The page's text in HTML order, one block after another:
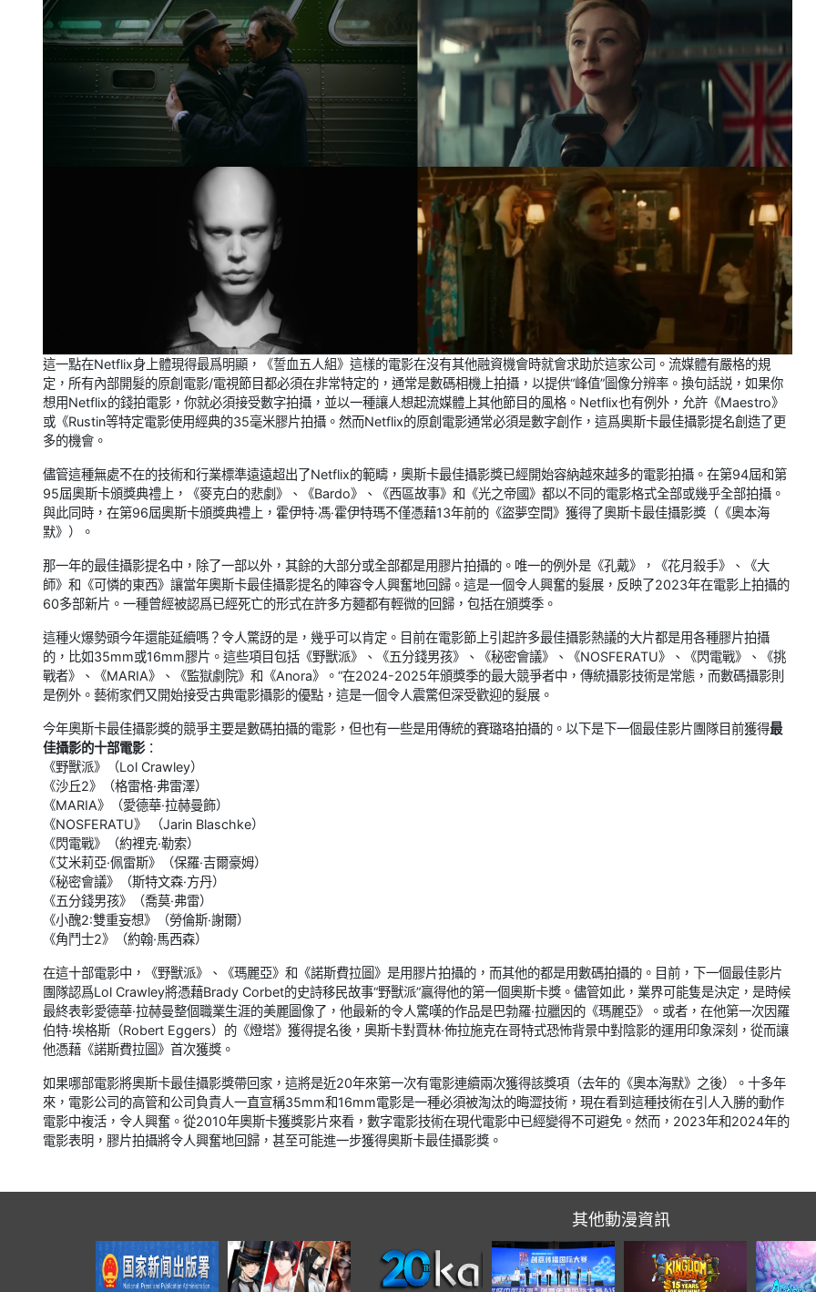
這一點在Netflix身上體現得最爲明顯，《誓血五人組》這樣的電影在沒有其他融資機會時就會求助於這家公司。流媒體有嚴格的規
定，所有內部開髮的原創電影/電視節目都必須在非常特定的，通常是數碼相機上拍攝，以提供“峰值”圖像分辨率。換句話説，如果你
想用Netflix的錢拍電影，你就必須接受數字拍攝，並以一種讓人想起流媒體上其他節目的風格。Netflix也有例外，允許《Maestro》
或《Rustin等特定電影使用經典的35毫米膠片拍攝。然而Netflix的原創電影通常必須是數字創作，這爲奧斯卡最佳攝影提名創造了更
多的機會。
儘管這種無處不在的技術和行業標準遠遠超出了Netflix的範疇，奧斯卡最佳攝影獎已經開始容納越來越多的電影拍攝。在第94屆和第
95屆奧斯卡頒獎典禮上，《麥克白的悲劇》、《Bardo》、《西區故事》和《光之帝國》都以不同的電影格式全部或幾乎全部拍攝。
與此同時，在第96屆奧斯卡頒獎典禮上，霍伊特·馮·霍伊特瑪不僅憑藉13年前的《盜夢空間》獲得了奧斯卡最佳攝影獎（《奧本海
默》）。
那一年的最佳攝影提名中，除了一部以外，其餘的大部分或全部都是用膠片拍攝的。唯一的例外是《孔戴》，《花月殺手》、《大
師》和《可憐的東西》讓當年奧斯卡最佳攝影提名的陣容令人興奮地回歸。這是一個令人興奮的髮展，反映了2023年在電影上拍攝的
60多部新片。一種曾經被認爲已經死亡的形式在許多方麵都有輕微的回歸，包括在頒獎季。
這種火爆勢頭今年還能延續嗎？令人驚訝的是，幾乎可以肯定。目前在電影節上引起許多最佳攝影熱議的大片都是用各種膠片拍攝
的，比如35mm或16mm膠片。這些項目包括《野獸派》、《五分錢男孩》、《秘密會議》、《NOSFERATU》、《閃電戰》、《挑
戰者》、《MARIA》、《監獄劇院》和《Anora》。“在2024-2025年頒獎季的最大競爭者中，傳統攝影技術是常態，而數碼攝影則
是例外。藝術家們又開始接受古典電影攝影的優點，這是一個令人震驚但深受歡迎的髮展。
今年奧斯卡最佳攝影獎的競爭主要是數碼拍攝的電影，但也有一些是用傳統的賽璐珞拍攝的。以下是下一個最佳影片團隊目前獲得最
佳攝影的十部電影：
《野獸派》（Lol Crawley）
《沙丘2》（格雷格·弗雷澤）
《MARIA》（愛德華·拉赫曼飾）
《NOSFERATU》 （Jarin Blaschke）
《閃電戰》（約裡克·勒索）
《艾米莉亞·佩雷斯》（保羅·吉爾豪姆）
《秘密會議》（斯特文森·方丹）
《五分錢男孩》（喬莫·弗雷）
《小醜2:雙重妄想》（勞倫斯·謝爾）
《角鬥士2》（約翰·馬西森）
在這十部電影中，《野獸派》、《瑪麗亞》和《諾斯費拉圖》是用膠片拍攝的，而其他的都是用數碼拍攝的。目前，下一個最佳影片
團隊認爲Lol Crawley將憑藉Brady Corbet的史詩移民故事“野獸派”贏得他的第一個奧斯卡獎。儘管如此，業界可能隻是決定，是時候
最終表彰愛德華·拉赫曼整個職業生涯的美麗圖像了，他最新的令人驚嘆的作品是巴勃羅·拉臘因的《瑪麗亞》。或者，在他第一次因羅
伯特·埃格斯（Robert Eggers）的《燈塔》獲得提名後，奧斯卡對賈林·佈拉施克在哥特式恐怖背景中對陰影的運用印象深刻，從而讓
他憑藉《諾斯費拉圖》首次獲獎。
如果哪部電影將奧斯卡最佳攝影獎帶回家，這將是近20年來第一次有電影連續兩次獲得該獎項（去年的《奧本海默》之後）。十多年
來，電影公司的高管和公司負責人一直宣稱35mm和16mm電影是一種必須被淘汰的晦澀技術，現在看到這種技術在引人入勝的動作
電影中複活，令人興奮。從2010年奧斯卡獲獎影片來看，數字電影技術在現代電影中已經變得不可避免。然而，2023年和2024年的
電影表明，膠片拍攝將令人興奮地回歸，甚至可能進一步獲得奧斯卡最佳攝影獎。
其他動漫資訊